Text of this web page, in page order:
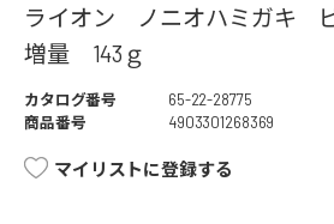
ライオン ノニオハミガキ
増量 143ｇ
カタログ番号
65-22-28775
商品番号
4903301268369
マイリストに登録する